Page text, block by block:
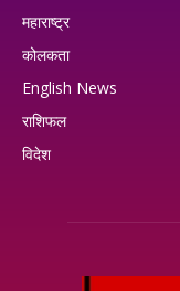
महाराष्ट्र
कोलकता
English News
राशिफल
विदेश